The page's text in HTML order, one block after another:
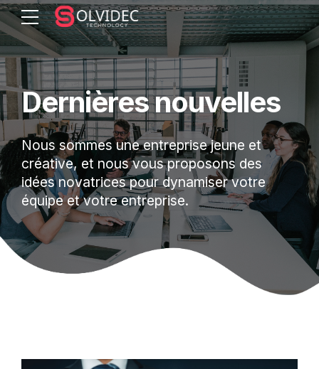
Dernières nouvelles
Nous sommes une entreprise jeune et
créative, et nous vous proposons des
idées novatrices pour dynamiser votre
équipe et votre entreprise.